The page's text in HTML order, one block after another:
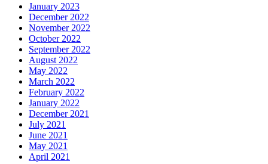
January 2023
December 2022
November 2022
October 2022
September 2022
August 2022
May 2022
March 2022
February 2022
January 2022
December 2021
July 2021
June 2021
May 2021
April 2021